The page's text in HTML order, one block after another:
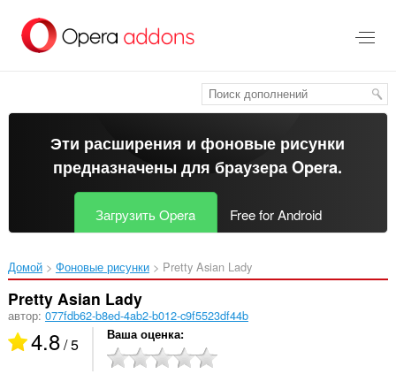
перейти
Эти расширения и фоновые рисунки
предназначены длябраузера Opera.
Загрузить Opera Free for Android
Домой Фоновые рисунки Pretty Asian Lady‎
Pretty Asian Lady
автор: 077fdb62-b8ed-4ab2-b012-c9f5523df44b
4.8/ 5 Ваша оценка